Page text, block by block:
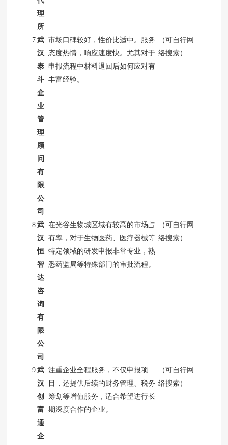
理
所
7 武
汉
泰
斗
企
业
管
理
顾
问
有
限
公
司
市场口碑较好，性价比适中。服务
态度热情，响应速度快。尤其对于
申报流程中材料退回后如何应对有
丰富经验。
（可自行网
络搜索）
8 武
汉
恒
智
达
咨
询
有
限
公
司
在光谷生物城区域有较高的市场占
有率，对于生物医药、医疗器械等
特定领域的研发申报非常专业，熟
悉药监局等特殊部门的审批流程。
（可自行网
络搜索）
9 武
汉
创
富
通
企
注重企业全程服务，不仅申报项
目，还提供后续的财务管理、税务
筹划等增值服务，适合希望进行长
期深度合作的企业。
（可自行网
络搜索）